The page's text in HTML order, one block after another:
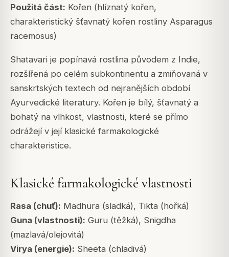
Použitá část: Kořen (hlíznatý kořen,
charakteristický šťavnatý kořen rostliny Asparagus
racemosus)
Shatavari je popínavá rostlina původem z Indie,
rozšířená po celém subkontinentu a zmiňovaná v
sanskrtských textech od nejranějších období
Ayurvedické literatury. Kořen je bílý, šťavnatý a
bohatý na vlhkost, vlastnosti, které se přímo
odrážejí v její klasické farmakologické
charakteristice.
Klasické farmakologické vlastnosti
Rasa (chuť): Madhura (sladká), Tikta (hořká)
Guna (vlastnosti): Guru (těžká), Snigdha
(mazlavá/olejovitá)
Virya (energie): Sheeta (chladivá)